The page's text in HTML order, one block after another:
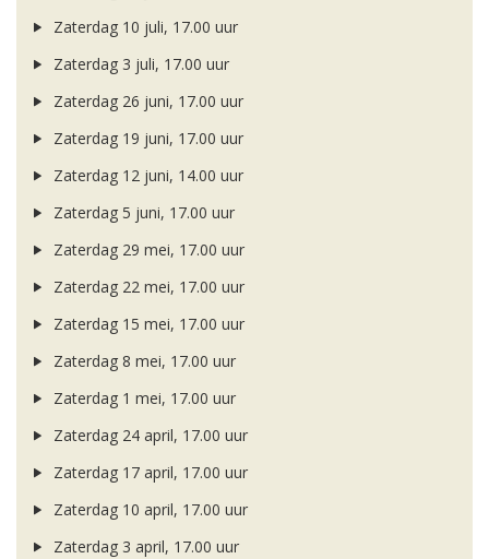
Zaterdag 10 juli, 17.00 uur
Zaterdag 3 juli, 17.00 uur
Zaterdag 26 juni, 17.00 uur
Zaterdag 19 juni, 17.00 uur
Zaterdag 12 juni, 14.00 uur
Zaterdag 5 juni, 17.00 uur
Zaterdag 29 mei, 17.00 uur
Zaterdag 22 mei, 17.00 uur
Zaterdag 15 mei, 17.00 uur
Zaterdag 8 mei, 17.00 uur
Zaterdag 1 mei, 17.00 uur
Zaterdag 24 april, 17.00 uur
Zaterdag 17 april, 17.00 uur
Zaterdag 10 april, 17.00 uur
Zaterdag 3 april, 17.00 uur